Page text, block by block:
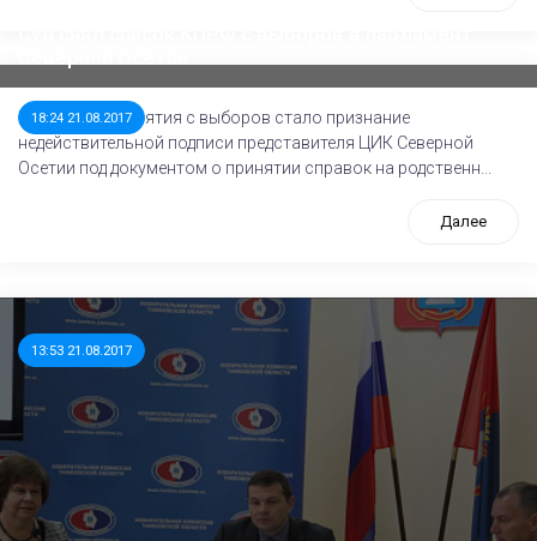
18:24 21.08.2017
Поводом для снятия с выборов стало признание
недействительной подписи представителя ЦИК Северной
Осетии под документом о принятии справок на родственн...
Далее
13:53 21.08.2017